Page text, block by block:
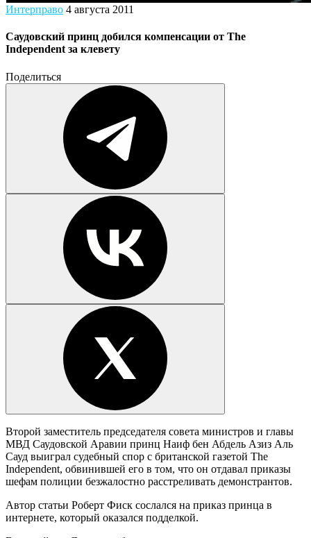
Интерправо 4 августа 2011
Саудовский принц добился компенсации от The
Independent за клевету
Поделиться
Второй заместитель председателя совета министров и главы
МВД Саудовской Аравии принц Наиф бен Абдель Азиз Аль
Сауд выиграл судебный спор с британской газетой The
Independent, обвинившей его в том, что он отдавал приказы
шефам полиции безжалостно расстреливать демонстрантов.
Автор статьи Роберт Фиск сослался на приказ принца в
интернете, который оказался подделкой.